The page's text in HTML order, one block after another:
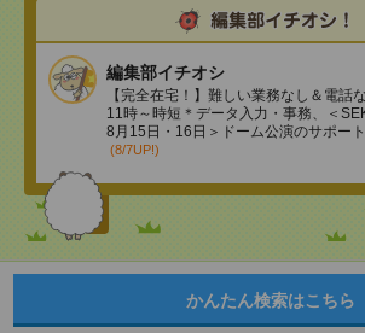
編集部イチオシ
【完全在宅！】難しい業務なし＆電話
11時～時短＊データ入力・事務、＜
8月15日・16日＞ドーム公演のサポー
(8/7UP!)
かんたん検索はこちら